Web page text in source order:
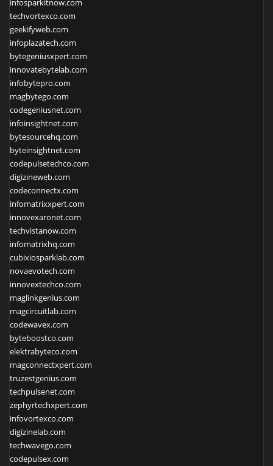
infosparkitnow.com
techvortexco.com
geekifyweb.com
infoplazatech.com
bytegeniusxpert.com
innovatebytelab.com
infobytepro.com
magbytego.com
codegeniusnet.com
infoinsightnet.com
bytesourcehq.com
byteinsightnet.com
codepulsetechco.com
digizineweb.com
codeconnectx.com
infomatrixxpert.com
innovexaronet.com
techvistanow.com
infomatrixhq.com
cubixiosparklab.com
novaevotech.com
innovextechco.com
maglinkgenius.com
magcircuitlab.com
codewavex.com
byteboostco.com
elektrabyteco.com
magconnectxpert.com
truzestgenius.com
techpulsenet.com
zephyrtechxpert.com
infovortexco.com
digizinelab.com
techwavego.com
codepulsex.com